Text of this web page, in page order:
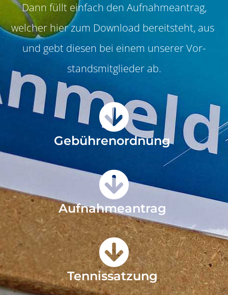
Dann füllt ein­fach den Auf­nah­meantrag,
welch­er hier zum Down­load bere­it­ste­ht, aus
und gebt diesen bei einem unser­erVor­
standsmit­glieder ab.
Gebührenordnung
Aufnahmeantrag
Tennissatzung